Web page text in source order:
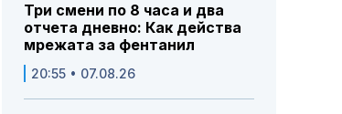
Три смени по 8 часа и два
отчета дневно: Как действа
мрежата за фентанил
20:55 • 07.08.26